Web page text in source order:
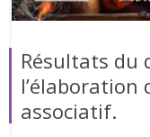
Résultats du
associatif.